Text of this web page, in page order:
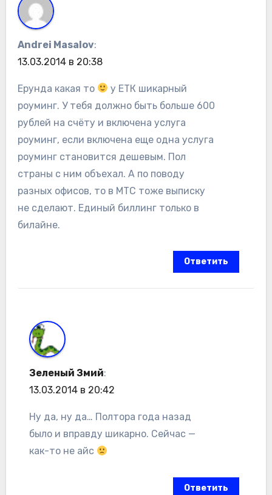
Andrei Masalov:
13.03.2014 в 20:38
Ерунда какая то
у ЕТК шикарный
роуминг. У тебя должно быть больше 600
рублей на счёту и включена услуга
роуминг, если включена еще одна услуга
роуминг становится дешевым. Пол
страны с ним объехал. А по поводу
разных офисов, то в МТС тоже выписку
не сделают. Единый биллинг только в
билайне.
Ответить
Зеленый Змий:
13.03.2014 в 20:42
Ну да, ну да… Полтора года назад
было и вправду шикарно. Сейчас —
как-то не айс
Ответить